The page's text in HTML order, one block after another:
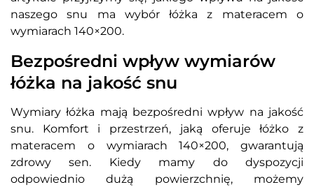
naszego snu ma wybór łóżka z materacem o
wymiarach 140×200.
Bezpośredni wpływ wymiarów
łóżka na jakość snu
Wymiary łóżka mają bezpośredni wpływ na jakość
snu. Komfort i przestrzeń, jaką oferuje łóżko z
materacem o wymiarach 140×200, gwarantują
zdrowy sen. Kiedy mamy do dyspozycji
odpowiednio dużą powierzchnię, możemy